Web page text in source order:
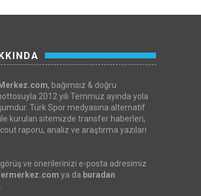
, bağımsız & doğru
2012 yılı Temmuz ayında yola
Türk Spor medyasına alternatif
kurulan sitemizde transfer haberleri,
raporu, analiz ve araştırma yazıları
ve önerilerinizi e-posta adresimiz
ya da buradan